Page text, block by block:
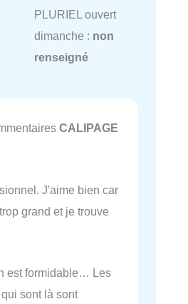
PLURIEL ouvert
dimanche : non
renseigné
CALIPAGE
J'aime bien car
grand et je trouve
est formidable… Les
sont là sont